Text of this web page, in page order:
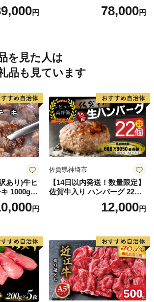
り）
円 78,000円
を見た人は
品も見ています
あり)牛ヒ
1000g
円
佐賀県神埼市
【14日以内発送！数量限定】
佐賀牛入り ハンバーグ 22個
2.6kg(120g×22個)【佐賀牛
黒毛和牛 ブランド牛 九州 ハ
気】(H083106)
12,000円